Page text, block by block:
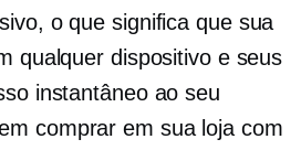
o que significa que sua
qualquer dispositivo e seus
instantâneo ao seu
comprar em sua loja com